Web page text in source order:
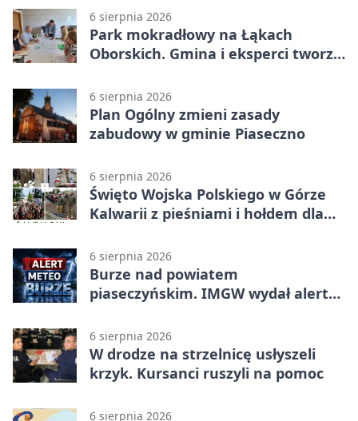
6 sierpnia 2026
Park mokradłowy na Łąkach
Oborskich. Gmina i eksperci tworzą
6 sierpnia 2026
Plan Ogólny zmieni zasady
zabudowy w gminie Piaseczno
6 sierpnia 2026
Święto Wojska Polskiego w Górze
Kalwarii z pieśniami i hołdem dla
6 sierpnia 2026
Burze nad powiatem
piaseczyńskim. IMGW wydał alert
6 sierpnia 2026
W drodze na strzelnicę usłyszeli
krzyk. Kursanci ruszyli na pomoc
6 sierpnia 2026